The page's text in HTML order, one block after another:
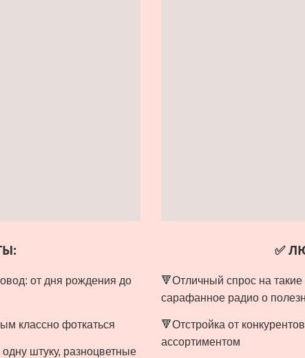
от дня рождения до
классно фоткаться
штуку, разноцветные
✅
🔻Отличный спрос на
сарафанное радио о
🔻Отстройка от
ассортиментом